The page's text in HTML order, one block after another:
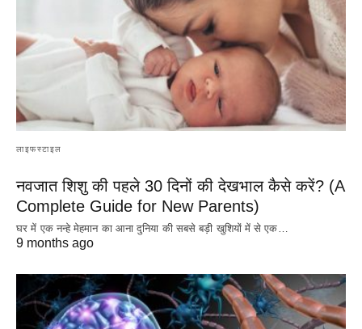
लाइफस्टाइल
नवजात शिशु की पहले 30 दिनों की देखभाल कैसे करें? (A
Complete Guide for New Parents)
घर में एक नन्हे मेहमान का आना दुनिया की सबसे बड़ी खुशियों में से एक…
9 months ago